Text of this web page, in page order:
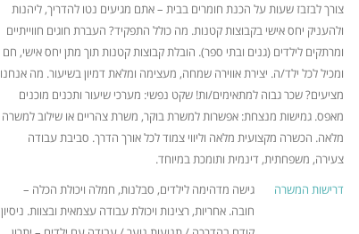
צורך לבזבז שעות על הכנת חומרים בבית – אתם מגיעים נטו להדריך, ליהנות
ולהעניק יחס אישי בקבוצות קטנות. מה כולל התפקיד? העברת חוגים חווייתיים
ומרתקים לילדים (גנים ובתי ספר). הובלת קבוצות קטנות תוך מתן יחס אישי, חם
ומכיל לכל ילד/ה. יצירת אווירה שמחה, מעצימה ומלאת דמיון בשיעור. מה אנחנו
מציעים? שכר גבוה למתאימים/ות! שקט נפשי: מערכי שיעור ותכנים מוכנים
מאפס. גמישות מנצחת: אפשרות למשרת בוקר, משרת צהריים או שילוב למשרה
מלאה. הכשרה מקצועית מלאה וליווי צמוד לכל אורך הדרך. סביבת עבודה
צעירה, משפחתית, דינמית ותומכת במיוחד.
דרישות המשרה
גישה מדהימה לילדים, סבלנות, חמלה ויכולת הכלה –
חובה. אחריות, רצינות ויכולת עבודה עצמאית ובצוות. ניסיון